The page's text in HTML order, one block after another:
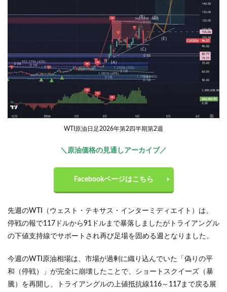
WTI原油日足2026年第2四半期第2週
＼原油価格の見通しアーカイブ／
Facebookページはこちら
先週のWTI（ウェスト・テキサス・インターミディエイト）は、
停戦の報で117ドルから91ドルまで暴落しましたがトライアングル
の下値支持線でサポートされ再び足場を固める週となりました。
今週のWTI原油相場は、市場が過剰に織り込んでいた「偽りの平
和（停戦）」が完全に崩壊したことで、ショートスクイーズ（暴
騰）を再開し、トライアングルの上値抵抗線116～117まで戻る展